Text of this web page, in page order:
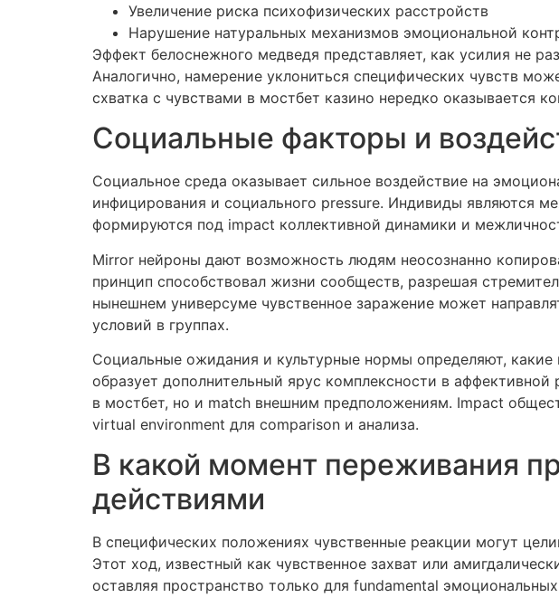
Увеличение риска психофизических расстройств
Нарушение натуральных механизмов эмоциональной
Эффект белоснежного медведя представляет, как усилия не
Аналогично, намерение уклониться специфических чувств
схватка с чувствами в мостбет казино нередко оказывается
Социальные факторы и
Социальное среда оказывает сильное воздействие на
инфицирования и социального pressure. Индивиды являются
формируются под impact коллективной динамики и
Mirror нейроны дают возможность людям неосознанно
принцип способствовал жизни сообществ, разрешая
нынешнем универсуме чувственное заражение может
условий в группах.
Социальные ожидания и культурные нормы определяют,
образует дополнительный ярус комплексности в
в мостбет, но и match внешним предположениям. Impact
virtual environment для comparison и анализа.
В какой момент переживания
действиями
В специфических положениях чувственные реакции могут
Этот ход, известный как чувственное захват или
оставляя пространство только для fundamental